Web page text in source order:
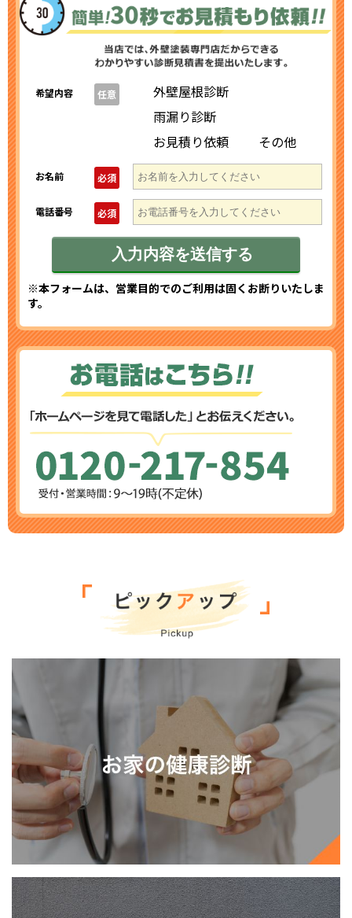
希望内容 任意
外壁屋根診断
雨漏り診断
お見積り依頼
その他
お名前 必須
電話番号 必須
※本フォームは、営業目的でのご利用は固くお断りいたしま
す。